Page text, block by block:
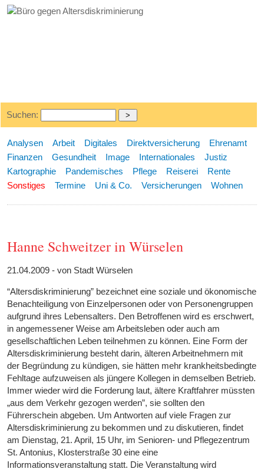
Suchen:
Analysen Arbeit Digitales Direktversicherung
Ehrenamt
Finanzen
Gesundheit Image Internationales
Justiz
Kartographie
Pandemisches Pflege Reiserei
Rente
Sonstiges
Termine Uni & Co. Versicherungen Wohnen
Hanne Schweitzer in Würselen
21.04.2009 - von Stadt Würselen
“Altersdiskriminierung” bezeichnet eine soziale und ökonomische
Benachteiligung von Einzelpersonen oder von Personengruppen
aufgrund ihres Lebensalters. Den Betroffenen wird es erschwert,
in angemessener Weise am Arbeitsleben oder auch am
gesellschaftlichen Leben teilnehmen zu können. Eine Form der
Altersdiskriminierung besteht darin, älteren Arbeitnehmern mit
der Begründung zu kündigen, sie hätten mehr krankheitsbedingte
Fehltage aufzuweisen als jüngere Kollegen in demselben Betrieb.
Immer wieder wird die Forderung laut, ältere Kraftfahrer müssten
„aus dem Verkehr gezogen werden”, sie sollten den
Führerschein abgeben. Um Antworten auf viele Fragen zur
Altersdiskriminierung zu bekommen und zu diskutieren, findet
am Dienstag, 21. April, 15 Uhr, im Senioren- und Pflegezentrum
St. Antonius, Klosterstraße 30 eine eine
Informationsveranstaltung statt. Die Veranstaltung wird